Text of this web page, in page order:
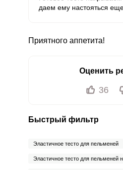
Молибден 57.5 мкг 70 мкг
даем ему настояться
Приятного аппетита!
Оценить
36
Быстрый фильтр
Эластичное тесто для пельменей
Эластичное тесто для пельменей